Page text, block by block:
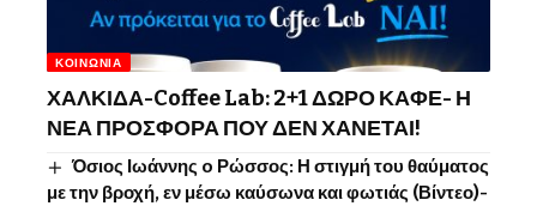
ΚΟΙΝΩΝΊΑ
ΧΑΛΚΙΔΑ-Coffee Lab: 2+1 ΔΩΡΟ ΚΑΦΕ- Η
ΝΕΑ ΠΡΟΣΦΟΡΑ ΠΟΥ ΔΕΝ ΧΑΝΕΤΑΙ!
Όσιος Ιωάννης o Ρώσσος: Η στιγμή του θαύματος
με την βροχή, εν μέσω καύσωνα και φωτιάς (Βίντεο)-